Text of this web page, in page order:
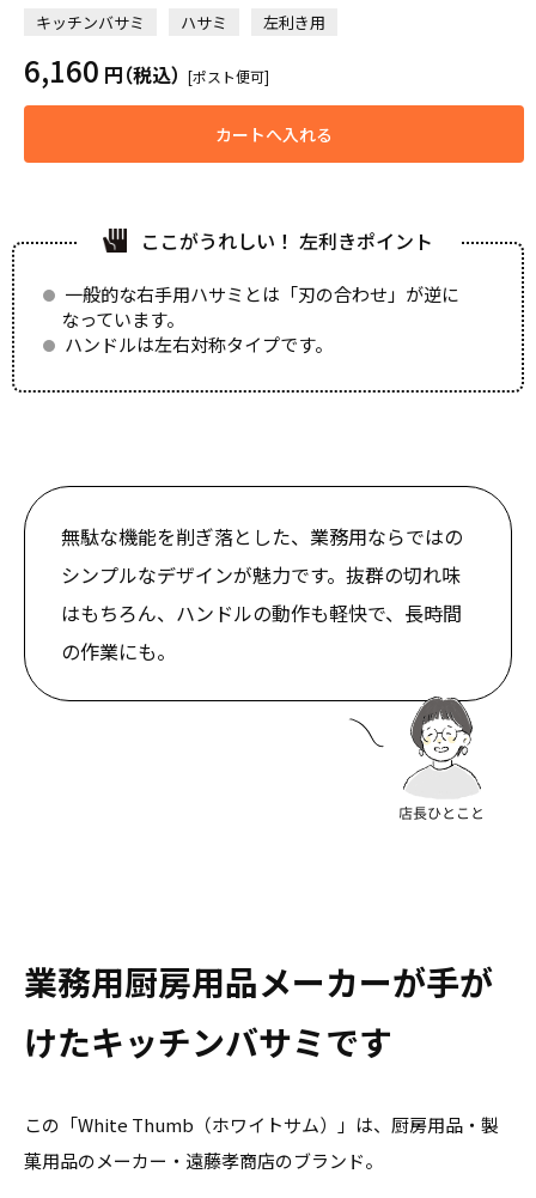
ここがうれしい！ 左利きポイント
一般的な右手用ハサミとは「刃の合わせ」が逆に
なっています。
ハンドルは左右対称タイプです。
無駄な機能を削ぎ落とした、業務用ならではの
シンプルなデザインが魅力です。抜群の切れ味
はもちろん、ハンドルの動作も軽快で、長時間
の作業にも。
業務用厨房用品メーカーが手が
けたキッチンバサミです
この「White Thumb（ホワイトサム）」は、厨房用品・製
菓用品のメーカー・遠藤孝商店のブランド。
キッチンバサミ ハサミ 左利き用
6,160 円（税込）[ポスト便可]
カートへ入れる